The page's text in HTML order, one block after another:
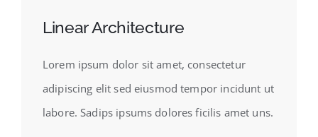
Linear Architecture
Lorem ipsum dolor sit amet, consectetur
adipiscing elit sed eiusmod tempor incidunt ut
labore. Sadips ipsums dolores ficilis amet uns.